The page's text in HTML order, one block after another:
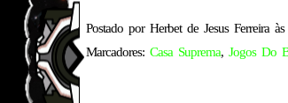
Postado por Herbet de Jesus Ferreira às
Marcadores: Casa Suprema, Jogos Do